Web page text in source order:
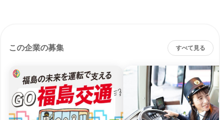
この企業の募集 すべて見る